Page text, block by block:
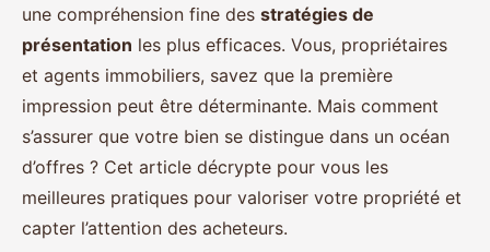
une compréhension fine des stratégies de
présentation les plus efficaces. Vous, propriétaires
et agents immobiliers, savez que la première
impression peut être déterminante. Mais comment
s’assurer que votre bien se distingue dans un océan
d’offres ? Cet article décrypte pour vous les
meilleures pratiques pour valoriser votre propriété et
capter l’attention des acheteurs.